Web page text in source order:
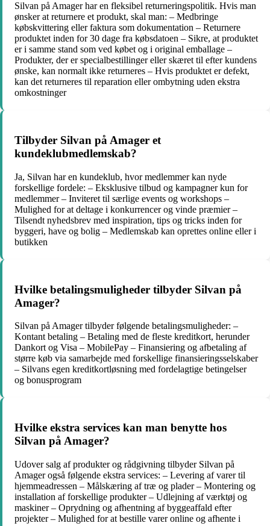
Silvan på Amager har en fleksibel returneringspolitik. Hvis man
ønsker at returnere et produkt, skal man: – Medbringe
købskvittering eller faktura som dokumentation – Returnere
produktet inden for 30 dage fra købsdatoen – Sikre, at produktet
er i samme stand som ved købet og i original emballage –
Produkter, der er specialbestillinger eller skæret til efter kundens
ønske, kan normalt ikke returneres – Hvis produktet er defekt,
kan det returneres til reparation eller ombytning uden ekstra
omkostninger
Tilbyder Silvan på Amager et
kundeklubmedlemskab?
Ja, Silvan har en kundeklub, hvor medlemmer kan nyde
forskellige fordele: – Eksklusive tilbud og kampagner kun for
medlemmer – Inviteret til særlige events og workshops –
Mulighed for at deltage i konkurrencer og vinde præmier –
Tilsendt nyhedsbrev med inspiration, tips og tricks inden for
byggeri, have og bolig – Medlemskab kan oprettes online eller i
butikken
Hvilke betalingsmuligheder tilbyder Silvan på
Amager?
Silvan på Amager tilbyder følgende betalingsmuligheder: –
Kontant betaling – Betaling med de fleste kreditkort, herunder
Dankort og Visa – MobilePay – Finansiering og afbetaling af
større køb via samarbejde med forskellige finansieringsselskaber
– Silvans egen kreditkortløsning med fordelagtige betingelser
og bonusprogram
Hvilke ekstra services kan man benytte hos
Silvan på Amager?
Udover salg af produkter og rådgivning tilbyder Silvan på
Amager også følgende ekstra services: – Levering af varer til
hjemmeadressen – Målskæring af træ og plader – Montering og
installation af forskellige produkter – Udlejning af værktøj og
maskiner – Oprydning og afhentning af byggeaffald efter
projekter – Mulighed for at bestille varer online og afhente i